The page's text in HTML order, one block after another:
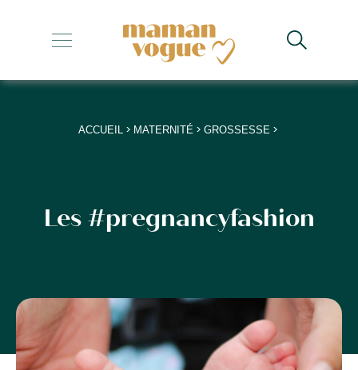
+
+
+
+
ACCUEIL> MATERNITÉ> GROSSESSE>
Les #pregnancyfashion